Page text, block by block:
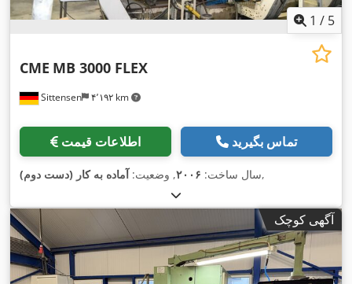
1 / 5
Sittensen ۴٬۱۹۲ km
CME MB 3000 FLEX
اطلاعات قیمت تماس بگیرید
سال ساخت: ۲۰۰۶, وضعیت:آماده به کار (دست دوم) ,
آگهی کوچک